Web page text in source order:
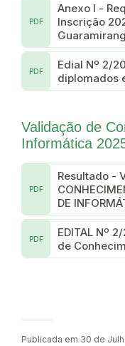
Anexo I -
Inscrição
PDF
Edial Nº 2/
diplomados
PDF
Validação de
Informática
Resultado - VALIDAÇÃO DE
DE
PDF
EDITAL Nº
de
PDF
Publicada em 30 de